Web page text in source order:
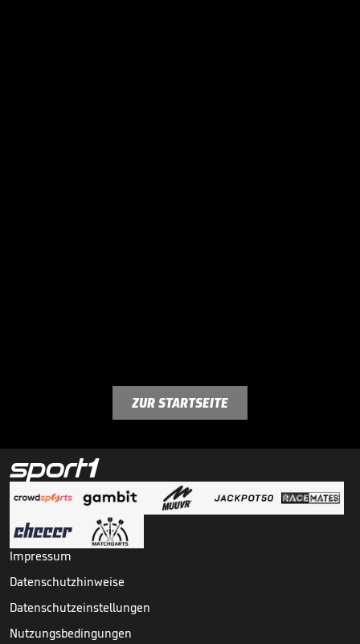
ZUR STARTSEITE
Impressum
Datenschutzhinweise
Datenschutzeinstellungen
Nutzungsbedingungen